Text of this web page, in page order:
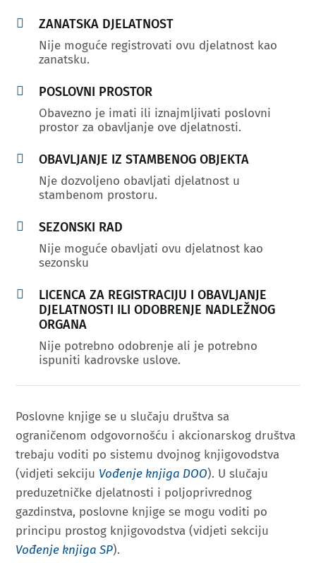
 ZANATSKA DJELATNOST
Nije moguće registrovati ovu djelatnost kao
zanatsku.
 POSLOVNI PROSTOR
Obavezno je imati ili iznajmljivati poslovni
prostor za obavljanje ove djelatnosti.
 OBAVLJANJE IZ STAMBENOG OBJEKTA
Nje dozvoljeno obavljati djelatnost u
stambenom prostoru.
 SEZONSKI RAD
Nije moguće obavljati ovu djelatnost kao
sezonsku

LICENCA ZA REGISTRACIJU I OBAVLJANJE
DJELATNOSTI ILI ODOBRENJE NADLEŽNOG
ORGANA
Nije potrebno odobrenje ali je potrebno
ispuniti kadrovske uslove.
Poslovne knjige se u slučaju društva sa
ograničenom odgovornošću i akcionarskog društva
trebaju voditi po sistemu dvojnog knjigovodstva
(vidjeti sekciju Vođenje knjiga DOO). U slučaju
preduzetničke djelatnosti i poljoprivrednog
gazdinstva, poslovne knjige se mogu voditi po
principu prostog knjigovodstva (vidjeti sekciju
Vođenje knjiga SP).